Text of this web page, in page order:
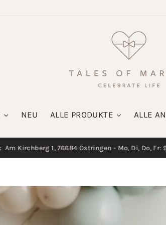
NEU ALLE PRODUKTE ALLE
Am Kirchberg 1, 76684 Östringen - Mo, Di, Do, Fr: